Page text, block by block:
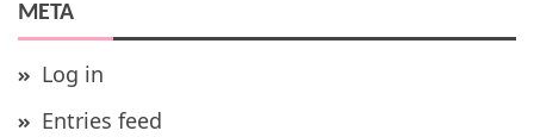
META
Log in
Entries feed